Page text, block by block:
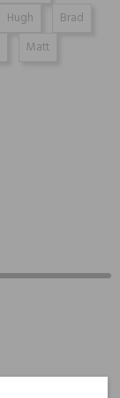
Hugh
Brad
Matt